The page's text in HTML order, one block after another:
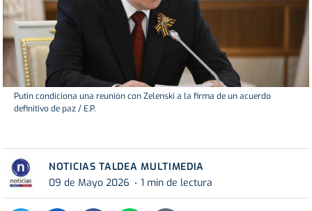
Putin condiciona una reunión con Zelenski a la firma de un acuerdo
definitivo de paz / E.P.
NOTICIAS TALDEA MULTIMEDIA
09 de Mayo 2026
1 min de lectura